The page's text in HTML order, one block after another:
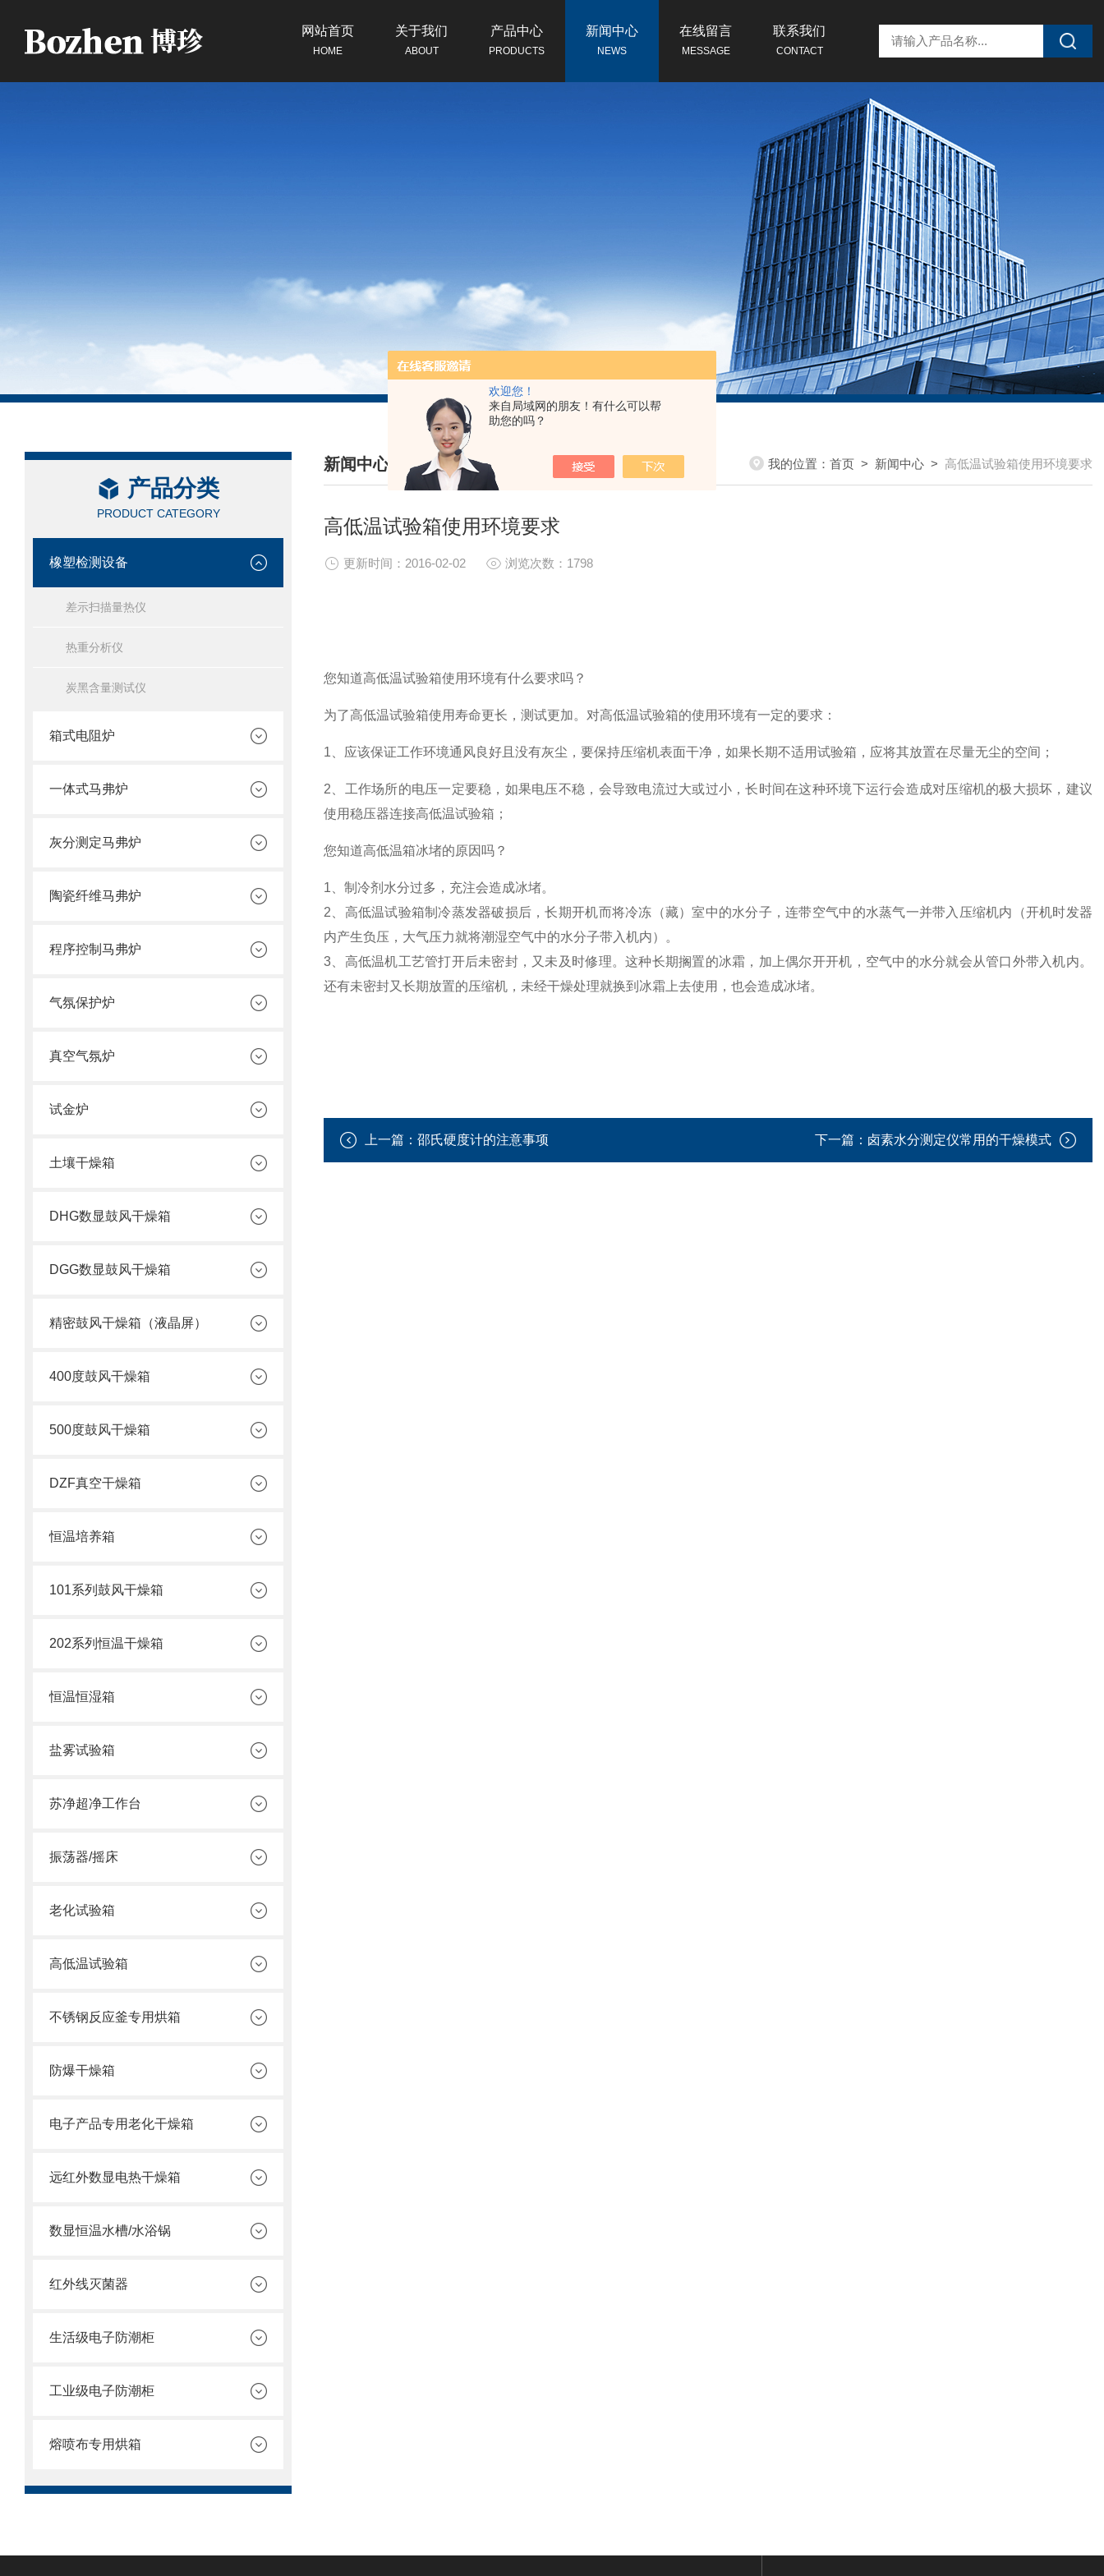
欢迎您！
来自局域网的朋友！有什么可以帮
助您的吗？
网站首页
HOME
关于我们
ABOUT
产品中心
PRODUCTS
新闻中心
NEWS
在线留言
MESSAGE
联系我们
CONTACT
产品分类
PRODUCT CATEGORY
橡塑检测设备
差示扫描量热仪
热重分析仪
炭黑含量测试仪
箱式电阻炉
一体式马弗炉
灰分测定马弗炉
陶瓷纤维马弗炉
程序控制马弗炉
气氛保护炉
真空气氛炉
试金炉
土壤干燥箱
DHG数显鼓风干燥箱
DGG数显鼓风干燥箱
精密鼓风干燥箱（液晶屏）
400度鼓风干燥箱
500度鼓风干燥箱
DZF真空干燥箱
恒温培养箱
101系列鼓风干燥箱
202系列恒温干燥箱
恒温恒湿箱
盐雾试验箱
苏净超净工作台
振荡器/摇床
老化试验箱
高低温试验箱
不锈钢反应釜专用烘箱
防爆干燥箱
电子产品专用老化干燥箱
远红外数显电热干燥箱
数显恒温水槽/水浴锅
红外线灭菌器
生活级电子防潮柜
工业级电子防潮柜
熔喷布专用烘箱
新闻中心
/ NEWS CENTER
我的位置： 首页 > 新闻中心 > 高低温试验箱使用环境要求
高低温试验箱使用环境要求
更新时间：2016-02-02 浏览次数：1798
您知道高低温试验箱使用环境有什么要求吗？
为了高低温试验箱使用寿命更长，测试更加。对高低温试验箱的使用环境有一定的要求：
1、应该保证工作环境通风良好且没有灰尘，要保持压缩机表面干净，如果长期不适用试验箱，应将其放置在尽量无尘的空间；
2、工作场所的电压一定要稳，如果电压不稳，会导致电流过大或过小，长时间在这种环境下运行会造成对压缩机的极大损坏，建议
使用稳压器连接高低温试验箱；
您知道高低温箱冰堵的原因吗？
1、制冷剂水分过多，充注会造成冰堵。
2、高低温试验箱制冷蒸发器破损后，长期开机而将冷冻（藏）室中的水分子，连带空气中的水蒸气一并带入压缩机内（开机时发器
内产生负压，大气压力就将潮湿空气中的水分子带入机内）。
3、高低温机工艺管打开后未密封，又未及时修理。这种长期搁置的冰霜，加上偶尔开开机，空气中的水分就会从管口外带入机内。
还有未密封又长期放置的压缩机，未经干燥处理就换到冰霜上去使用，也会造成冰堵。
上一篇： 邵氏硬度计的注意事项 下一篇： 卤素水分测定仪常用的干燥模式